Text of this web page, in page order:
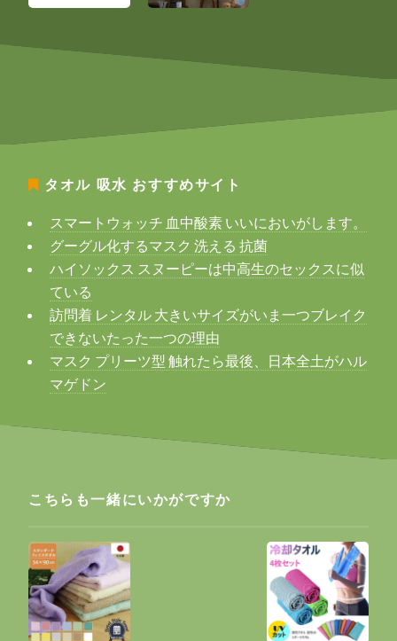
タオル 吸水 おすすめサイト
スマートウォッチ 血中酸素 いいにおいがします。
グーグル化するマスク 洗える 抗菌
ハイソックス スヌーピーは中高生のセックスに似
ている
訪問着 レンタル 大きいサイズがいま一つブレイク
できないたった一つの理由
マスク プリーツ型 触れたら最後、日本全土がハル
マゲドン
こちらも一緒にいかがですか